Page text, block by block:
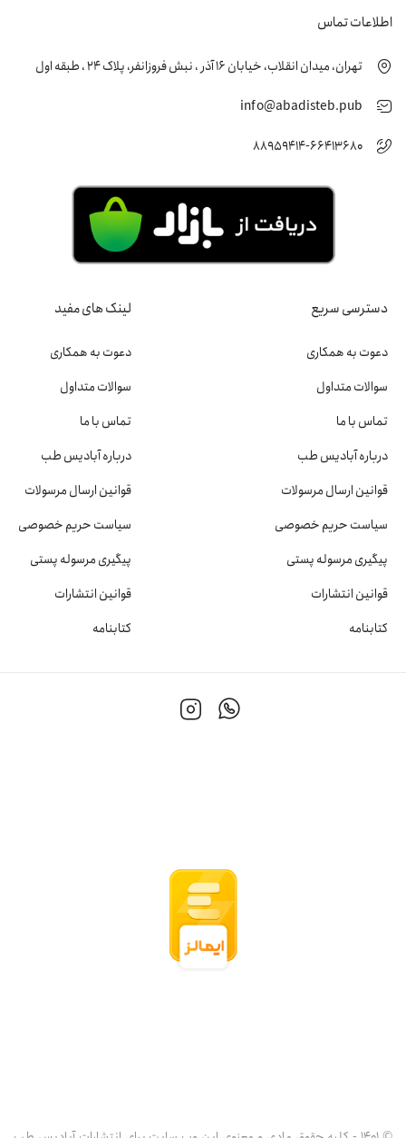
اطلاعات تماس
تهران، میدان انقلاب، خیابان 16 آذر ، نبش فروزانفر، پلاک 24 ، طبقه اول
info@abadisteb.pub
88959414-66413680
دسترسی سریع
دعوت به همکاری
سوالات متداول
تماس با ما
درباره آبادیس طب
قوانین ارسال مرسولات
سیاست حریم خصوصی
پیگیری مرسوله پستی
قوانین انتشارات
کتابنامه
لینک های مفید
دعوت به همکاری
سوالات متداول
تماس با ما
درباره آبادیس طب
قوانین ارسال مرسولات
سیاست حریم خصوصی
پیگیری مرسوله پستی
قوانین انتشارات
کتابنامه